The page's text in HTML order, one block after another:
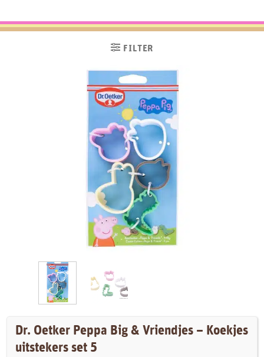
FILTER
Dr. Oetker Peppa Big & Vriendjes – Koekjes
uitstekers set 5